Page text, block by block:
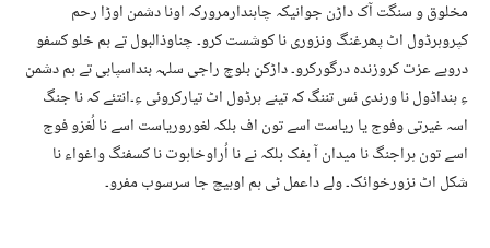
مخلوق و سنگت آک داڑن جوانیکہ چاہندارمرورکہ اونا دشمن اوڑا رحم
کپروہرڈول اٹ پھرغنگ ونزوری نا کوشست کرو۔ چناوذالبول تے ہم خلو کسفو
دروبے عزت کروزندہ درگورکرو۔ داڑکن بلوچ راجی سلہہ بنداسپاہی تے ہم دشمن
ءِ ہنداڈول نا ورندی ئس تننگ کہ تینے ہرڈول اٹ تیارکروئی ءِ۔انتئے کہ نا جنگ
اسہ غیرتی وفوج یا ریاست اسے تون اف بلکہ لغوروریاست اسے نا لُغزو فوج
اسے تون ہراجنگ نا میدان آ بفک بلکہ نے نا اُراوخاہوت نا کسفنگ واغواء نا
شکل اٹ نزورخوائک۔ ولے داعمل ٹی ہم اوہیچ جا سرسوب مفرو۔